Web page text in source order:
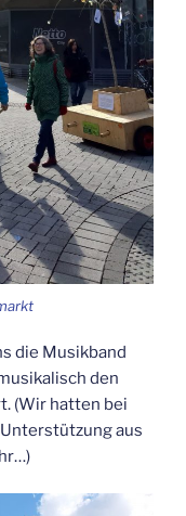
die Musik­band
den
(Wir hat­ten bei
aus